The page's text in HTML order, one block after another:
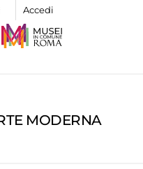
Accedi
MODERNA